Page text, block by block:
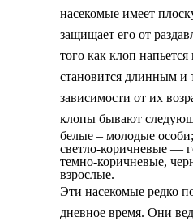
насекомые имеет
защищает его от
того как клоп
становится длинным и
зависимости от их
клопы бывают
белые – молодые особи;
светло-коричневые —
темно-коричневые,
взрослые.
Эти насекомые редко
дневное время. Они